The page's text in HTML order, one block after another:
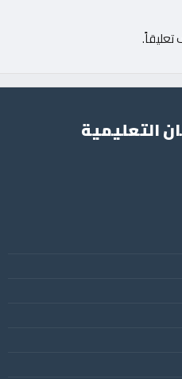
التعليمية